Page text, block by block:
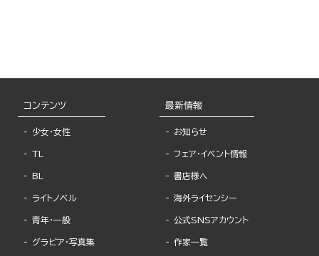
コンテンツ
少女・女性
TL
BL
ライトノベル
青年・一般
グラビア・写真集
最新情報
お知らせ
フェア・イベント情報
書店様へ
海外ライセンシー
公式SNSアカウント
作家一覧